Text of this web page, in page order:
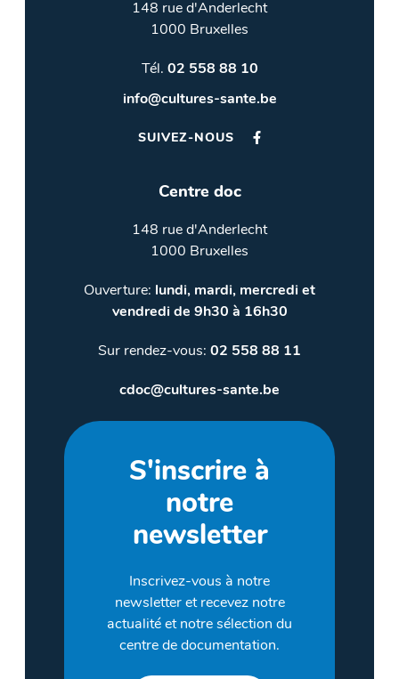
148 rue d'Anderlecht
1000 Bruxelles
Tél. 02 558 88 10
info@cultures-sante.be
SUIVEZ-NOUS
Centre doc
148 rue d'Anderlecht
1000 Bruxelles
Ouverture: lundi, mardi, mercredi et
vendredi de 9h30 à 16h30
Sur rendez-vous: 02 558 88 11
cdoc@cultures-sante.be
S'inscrire à
notre
newsletter
Inscrivez-vous à notre
newsletter et recevez notre
actualité et notre sélection du
centre de documentation.